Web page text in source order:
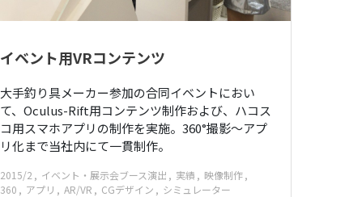
イベント用VRコンテンツ
大手釣り具メーカー参加の合同イベントにおい
て、Oculus-Rift用コンテンツ制作および、ハコス
コ用スマホアプリの制作を実施。360°撮影〜アプ
リ化まで当社内にて一貫制作。
2015/2 イベント・展示会ブース演出 実績
映像制作
360
アプリ AR/VR CGデザイン シミュレーター